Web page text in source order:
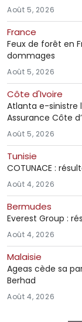
Août 5, 2026
France
Feux de forêt en
dommages
Août 5, 2026
Côte d'Ivoire
Atlanta e-sinistre
Assurance Côte
Août 5, 2026
Tunisie
COTUNACE :
Août 4, 2026
Bermudes
Everest Group :
Août 4, 2026
Malaisie
Ageas cède sa
Berhad
Août 4, 2026